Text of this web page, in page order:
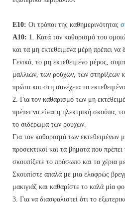
Ε10: Οι τρόποι της καθημερινότητας
A10: 1. Κατά τον καθαρισμό του
και τα μη εκτεθειμένα μέρη πρέπει να
Γενικά, το μη εκτεθειμένο μέρος,
μαλλιών, των ρούχων, των στηρίξεων
πρώτα και στη συνέχεια το
2. Για τον καθαρισμό των μη
πρέπει να είναι η ηλεκτρική σκούπα,
το σιδέρωμα των ρούχων.
Για τον καθαρισμό των εκτεθειμένων
προσεκτικοί και τα βήματα που πρέπει
σκουπίζετε το πρόσωπο και τα χέρια
Σκουπίστε απαλά με μια ελαφρώς
μακιγιάζ και καθαρίστε το καλά μία
3. Για να διασφαλιστεί ότι το